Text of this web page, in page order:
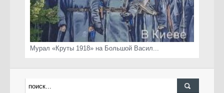
Мурал «Круты 1918» на Большой Васил...